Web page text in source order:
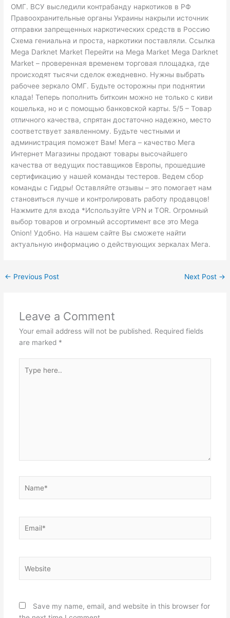
ОМГ. ВСУ выследили контрабанду наркотиков в РФ
Правоохранительные органы Украины накрыли источник
отправки запрещенных наркотических средств в Россию
Схема гениальна и проста, наркотики поставляли. Ссылка
Mega Darknet Market Перейти на Mega Market Mega Darknet
Market – проверенная временем торговая площадка, где
происходят тысячи сделок ежедневно. Нужны выбрать
рабочее зеркало ОМГ. Будьте осторожны при поднятии
клада! Теперь пополнить биткоин можно не только с киви
кошелька, но и с помощью банковской карты. 5/5 – Товар
отличного качества, спрятан достаточно надежно, место
соответствует заявленному. Будьте честными и
администрация поможет Вам! Мега – качество Мега
Интернет Магазины продают товары высочайшего
качества от ведущих поставщиков Европы, прошедшие
сертификацию у нашей команды тестеров. Ведем сбор
команды с Гидры! Оставляйте отзывы – это помогает нам
становиться лучше и контролировать работу продавцов!
Нажмите для входа *Используйте VPN и TOR. Огромный
выбор товаров и огромный ассортимент все это Mega
Onion! Удобно. На нашем сайте Вы сможете найти
актуальную информацию о действующих зеркалах Мега.
← Previous Post Next Post →
Leave a Comment
Your email address will not be published. Required fields
are marked *
here..
Save my name, email, and website in this browser for